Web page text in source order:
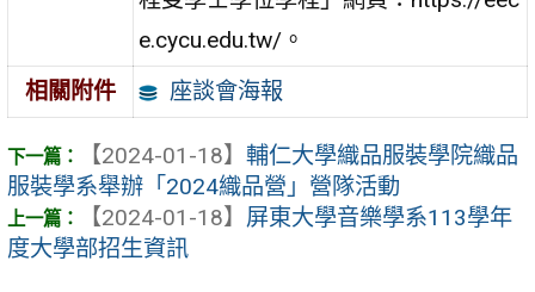
e.cycu.edu.tw/。
相關附件
座談會海報
【2024-01-18】 輔仁大學織品服裝學院織品
服裝學系舉辦「2024織品營」營隊活動
【2024-01-18】 屏東大學音樂學系113學年
度大學部招生資訊